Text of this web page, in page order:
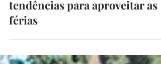
27 de jul.
6 min de leitura
Destinos, experiências e
tendências para aproveitar as
férias